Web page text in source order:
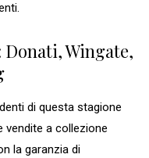
Wingate,
di questa stagione
vendite a collezione
la garanzia di